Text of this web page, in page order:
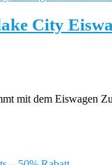
City
mit dem Eiswagen